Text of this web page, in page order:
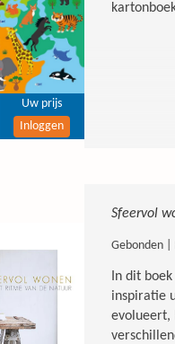
Uw prijs
Inloggen
Sfeervol
Gebonden |
In dit
inspiratie
evolueert,